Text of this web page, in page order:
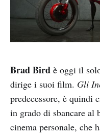
Brad Bird è oggi il
dirige i suoi film. Gli
predecessore, è quindi
in grado di sbancare al
cinema personale, che